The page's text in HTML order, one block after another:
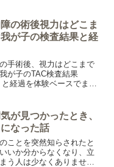
の術後視力はどこま
が子の検査結果と経
手術後、視力はどこまで
が子のTAC検査結果
経過を体験ベースでまと
が見つかったとき、
なった話
ことを突然知らされたと
いか分からなくなり、立
う人は少なくありませ